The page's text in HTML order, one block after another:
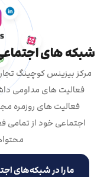
شبکه های
مرکز بیزینس کوچینگ
فعالیت های مداومی
فعالیت های روزمره
اجتماعی خود از
ما را در شبکه‌های